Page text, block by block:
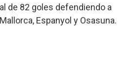
de 82 goles defendiendo a
Espanyol y Osasuna.